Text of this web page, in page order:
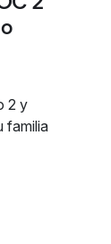
2 y
familia